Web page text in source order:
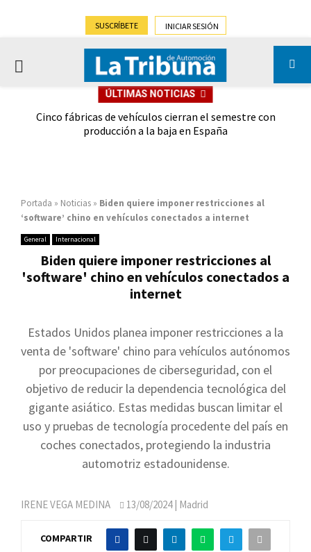
SUSCRÍBETE INICIAR SESIÓN
PRIMARY
ÚLTIMAS NOTICIAS
Cinco fábricas de vehículos cierran el semestre con
producción a la baja en España
Portada » Noticias » Biden quiere imponer restricciones al
‘software’ chino en vehículos conectados a internet
General Internacional
Biden quiere imponer restricciones al
'software' chino en vehículos conectados a
internet
Estados Unidos planea imponer restricciones a la
venta de 'software' chino para vehículos autónomos
por preocupaciones de ciberseguridad, con el
objetivo de reducir la dependencia tecnológica del
gigante asiático. Estas medidas buscan limitar el
uso y pruebas de tecnología procedente del país en
coches conectados, protegiendo la industria
automotriz estadounidense.
IRENE VEGA MEDINA 13/08/2024| Madrid
COMPARTIR